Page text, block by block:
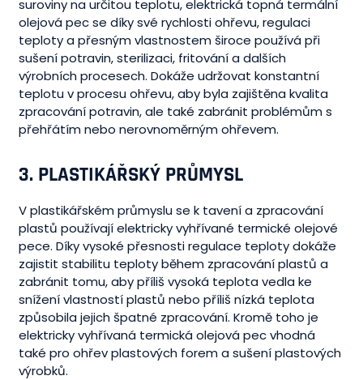
suroviny na určitou teplotu, elektrická topná termální
olejová pec se díky své rychlosti ohřevu, regulaci
teploty a přesným vlastnostem široce používá při
sušení potravin, sterilizaci, fritování a dalších
výrobních procesech. Dokáže udržovat konstantní
teplotu v procesu ohřevu, aby byla zajištěna kvalita
zpracování potravin, ale také zabránit problémům s
přehřátím nebo nerovnoměrným ohřevem.
3. PLASTIKÁŘSKÝ PRŮMYSL
V plastikářském průmyslu se k tavení a zpracování
plastů používají elektricky vyhřívané termické olejové
pece. Díky vysoké přesnosti regulace teploty dokáže
zajistit stabilitu teploty během zpracování plastů a
zabránit tomu, aby příliš vysoká teplota vedla ke
snížení vlastností plastů nebo příliš nízká teplota
způsobila jejich špatné zpracování. Kromě toho je
elektricky vyhřívaná termická olejová pec vhodná
také pro ohřev plastových forem a sušení plastových
výrobků.